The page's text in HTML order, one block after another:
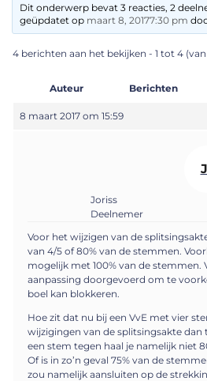
Dit onderwerp bevat 3 reacties, 2
geüpdatet op maart 8, 20177:30 pm
4 berichten aan het bekijken - 1 tot 4
Auteur Berichten
8 maart 2017 om 15:59
Joriss
Deelnemer
Voor het wijzigen van de
van 4/5 of 80% van de stemmen.
mogelijk met 100% van de stemmen.
aanpassing doorgevoerd om te
boel kan blokkeren.
Hoe zit dat nu bij een VvE met vier
wijzigingen van de splitsingsakte dan
een stem tegen haal je namelijk niet
Of is in zo’n geval 75% van de
zou namelijk aansluiten op de